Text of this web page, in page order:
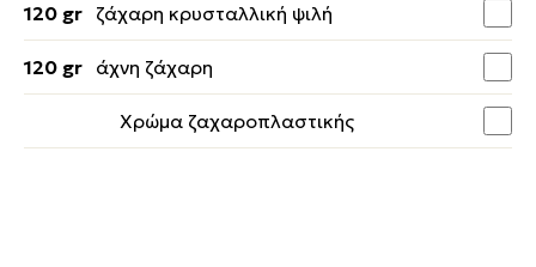
120 gr ζάχαρη κρυσταλλική ψιλή
120 gr άχνη ζάχαρη
Χρώμα ζαχαροπλαστικής